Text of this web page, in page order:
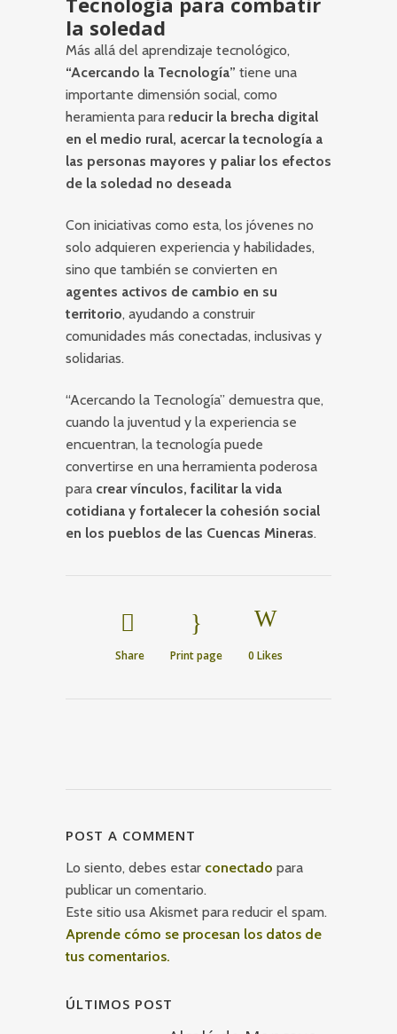
la soledad
Más allá del aprendizaje tecnológico,
“Acercando la Tecnología” tiene una
importante dimensión social, como
heramienta para reducir la brecha digital
en el medio rural, acercar la tecnología a
las personas mayores y paliar los efectos
de la soledad no deseada
Con iniciativas como esta, los jóvenes no
solo adquieren experiencia y habilidades,
sino que también se convierten en
agentes activos de cambio en su
territorio, ayudando a construir
comunidades más conectadas, inclusivas y
solidarias.
“Acercando la Tecnología” demuestra que,
cuando la juventud y la experiencia se
encuentran, la tecnología puede
convertirse en una herramienta poderosa
para crear vínculos, facilitar la vida
cotidiana y fortalecer la cohesión social
en los pueblos de las Cuencas Mineras.
Share Print page 0 Likes
POST A COMMENT
Lo siento, debes estar conectado para
publicar un comentario.
Este sitio usa Akismet para reducir el spam.
Aprende cómo se procesan los datos de
tus comentarios.
ÚLTIMOS POST